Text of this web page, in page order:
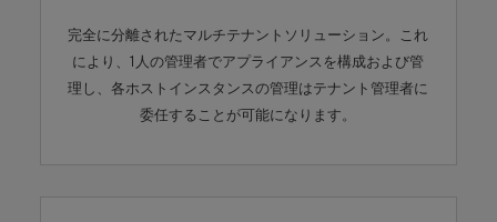
完全に分離されたマルチテナントソリューション。これ
により、1人の管理者でアプライアンスを構成および管
理し、各ホストインスタンスの管理はテナント管理者に
委任することが可能になります。